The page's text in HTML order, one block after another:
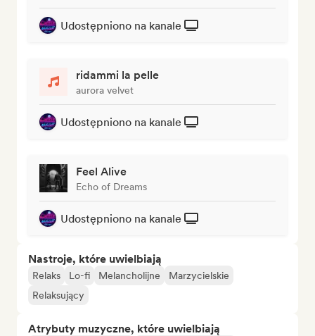
Udostępniono na kanale
ridammi la pelle
aurora velvet
Udostępniono na kanale
Feel Alive
Echo of Dreams
Udostępniono na kanale
Nastroje, które uwielbiają
Relaks Lo-fi Melancholijne
Marzycielskie
Relaksujący
Atrybuty muzyczne, które uwielbiają